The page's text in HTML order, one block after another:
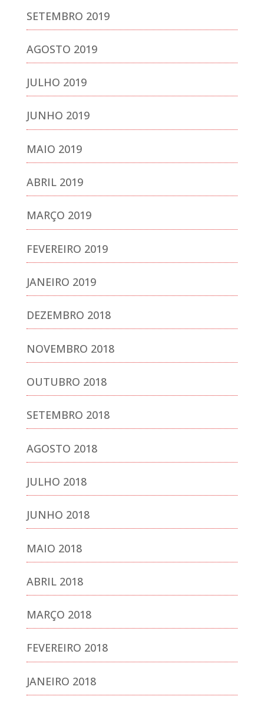
SETEMBRO 2019
AGOSTO 2019
JULHO 2019
JUNHO 2019
MAIO 2019
ABRIL 2019
MARÇO 2019
FEVEREIRO 2019
JANEIRO 2019
DEZEMBRO 2018
NOVEMBRO 2018
OUTUBRO 2018
SETEMBRO 2018
AGOSTO 2018
JULHO 2018
JUNHO 2018
MAIO 2018
ABRIL 2018
MARÇO 2018
FEVEREIRO 2018
JANEIRO 2018